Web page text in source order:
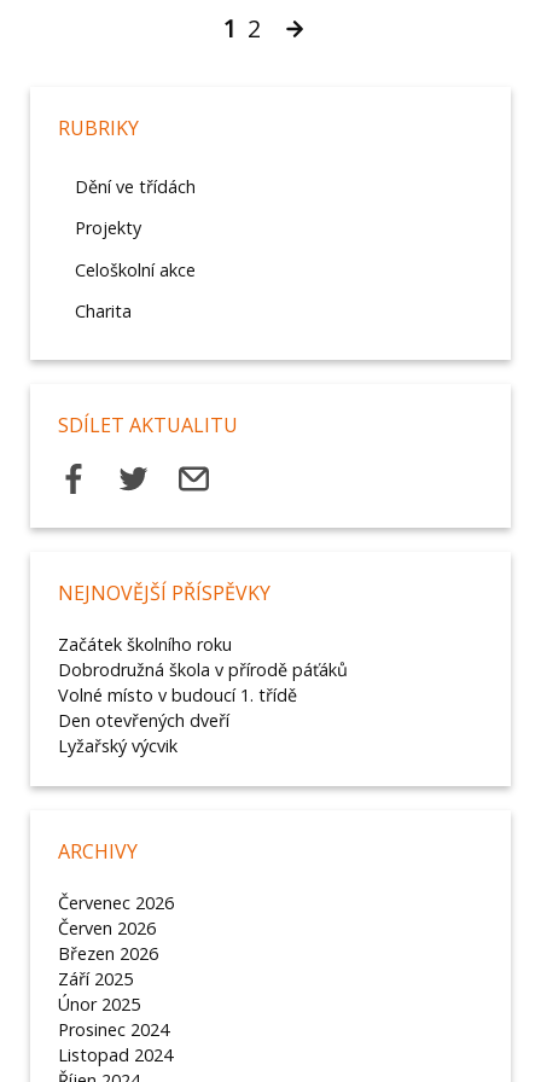
1 2
RUBRIKY
Dění ve třídách
Projekty
Celoškolní akce
Charita
SDÍLET AKTUALITU
NEJNOVĚJŠÍ PŘÍSPĚVKY
Začátek školního roku
Dobrodružná škola v přírodě páťáků
Volné místo v budoucí 1. třídě
Den otevřených dveří
Lyžařský výcvik
ARCHIVY
Červenec 2026
Červen 2026
Březen 2026
Září 2025
Únor 2025
Prosinec 2024
Listopad 2024